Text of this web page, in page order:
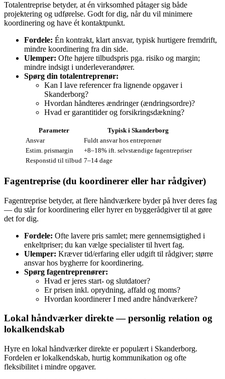
Totalentreprise betyder, at én virksomhed påtager sig både
projektering og udførelse. Godt for dig, når du vil minimere
koordinering og have ét kontaktpunkt.
Fordele: Én kontrakt, klart ansvar, typisk hurtigere fremdrift,
mindre koordinering fra din side.
Ulemper: Ofte højere tilbudspris pga. risiko og margin;
mindre indsigt i underleverandører.
Spørg din totalentreprenør:
Kan I lave referencer fra lignende opgaver i
Skanderborg?
Hvordan håndteres ændringer (ændringsordre)?
Hvad er garantitider og forsikringsdækning?
Parameter
Typisk i Skanderborg
Ansvar
Fuldt ansvar hos entreprenør
Estim. prismargin
+8–18% ift. selvstændige fagentrepriser
Responstid til tilbud 7–14 dage
Fagentreprise (du koordinerer eller har rådgiver)
Fagentreprise betyder, at flere håndværkere byder på hver deres fag
— du står for koordinering eller hyrer en byggerådgiver til at gøre
det for dig.
Fordele: Ofte lavere pris samlet; mere gennemsigtighed i
enkeltpriser; du kan vælge specialister til hvert fag.
Ulemper: Kræver tid/erfaring eller udgift til rådgiver; større
ansvar hos bygherre for koordinering.
Spørg fagentreprenører:
Hvad er jeres start‑ og slutdatoer?
Er prisen inkl. oprydning, affald og moms?
Hvordan koordinerer I med andre håndværkere?
Lokal håndværker direkte — personlig relation og
lokalkendskab
Hyre en lokal håndværker direkte er populært i Skanderborg.
Fordelen er lokalkendskab, hurtig kommunikation og ofte
fleksibilitet i mindre opgaver.